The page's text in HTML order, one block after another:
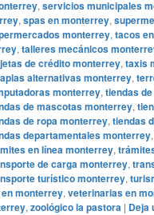
, servicios municipales
, spas en monterrey,
monterrey, tacos
, talleres mecánicos
de crédito monterrey, taxis
alternativas monterrey,
monterrey, tiendas
de mascotas monterrey,
de ropa monterrey, tiendas
departamentales monterrey,
en línea monterrey,
de carga monterrey,
turístico monterrey,
monterrey, veterinarias en
, zoológico la pastora | Deja